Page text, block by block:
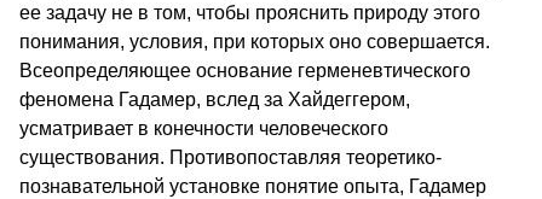
ее задачу не в том, чтобы прояснить природу этого
понимания, условия, при которых оно совершается.
Всеопределяющее основание герменевтического
феномена Гадамер, вслед за Хайдеггером,
усматривает в конечности человеческого
существования. Противопоставляя теоретико-
познавательной установке понятие опыта, Гадамер